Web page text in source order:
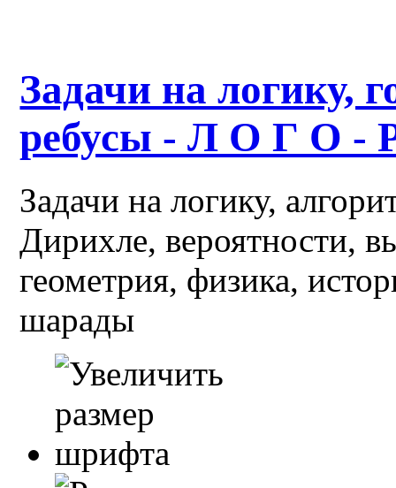
Задачи на логику,
ребусы - Л О Г О -
Задачи на логику,
Дирихле, вероятности,
геометрия, физика,
шарады